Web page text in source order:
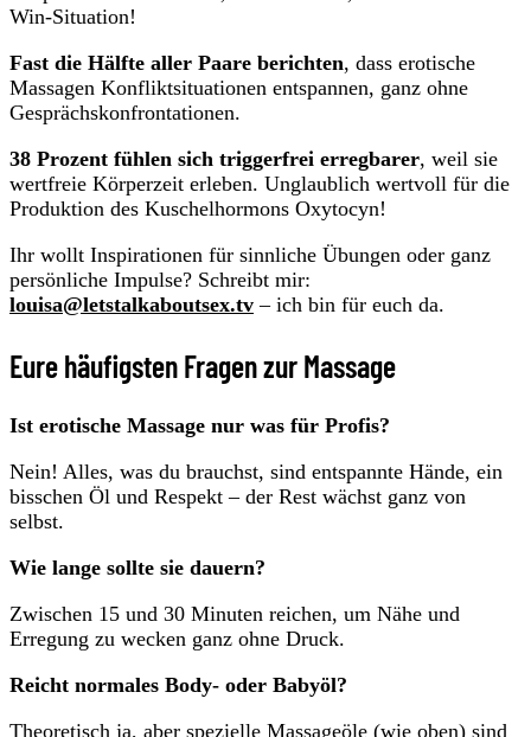
Win-Situation!
Fast die Hälfte aller Paare berichten, dass erotische
Massagen Konfliktsituationen entspannen, ganz ohne
Gesprächskonfrontationen.
38 Prozent fühlen sich triggerfrei erregbarer, weil sie
wertfreie Körperzeit erleben. Unglaublich wertvoll für die
Produktion des Kuschelhormons Oxytocyn!
Ihr wollt Inspirationen für sinnliche Übungen oder ganz
persönliche Impulse? Schreibt mir:
louisa@letstalkaboutsex.tv – ich bin für euch da.
Eure häufigsten Fragen zur Massage
Ist erotische Massage nur was für Profis?
Nein! Alles, was du brauchst, sind entspannte Hände, ein
bisschen Öl und Respekt – der Rest wächst ganz von
selbst.
Wie lange sollte sie dauern?
Zwischen 15 und 30 Minuten reichen, um Nähe und
Erregung zu wecken ganz ohne Druck.
Reicht normales Body- oder Babyöl?
Theoretisch ja, aber spezielle Massageöle (wie oben) sind